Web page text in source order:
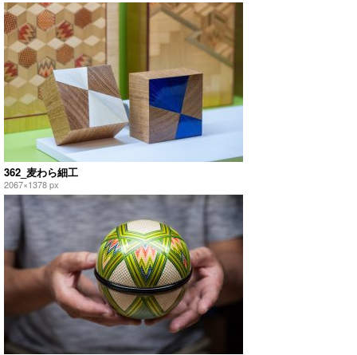
362_麦わら細工
2067×1378 px